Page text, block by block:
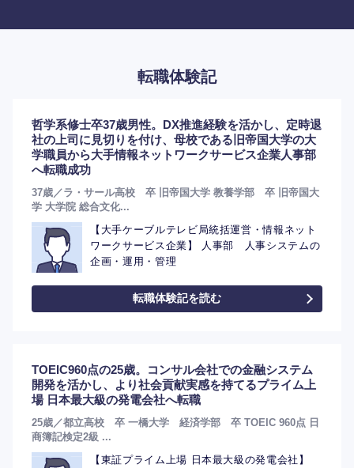
転職体験記
哲学系修士卒37歳男性。DX推進経験を活かし、定時退
社の上司に見切りを付け、母校である旧帝国大学の大
学職員から大手情報ネットワークサービス企業人事部
へ転職成功
37歳／ラ・サール高校 卒 旧帝国大学 教養学部 卒 旧帝国大
学 大学院 総合文化...
【大手ケーブルテレビ局統括運営・情報ネット
ワークサービス企業】 人事部 人事システムの
企画・運用・管理
転職体験記を読む
TOEIC960点の25歳。コンサル会社での金融システム
開発を活かし、より社会貢献実感を持てるプライム上
場 日本最大級の発電会社へ転職
25歳／都立高校 卒 一橋大学 経済学部 卒 TOEIC 960点 日
商簿記検定2級 ...
【東証プライム上場 日本最大級の発電会社】